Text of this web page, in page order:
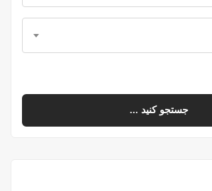
جستجو کنید ...